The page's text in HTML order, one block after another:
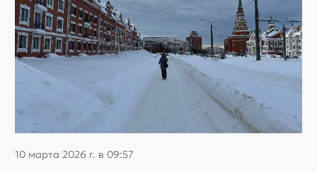
10 марта 2026 г. в 09:57